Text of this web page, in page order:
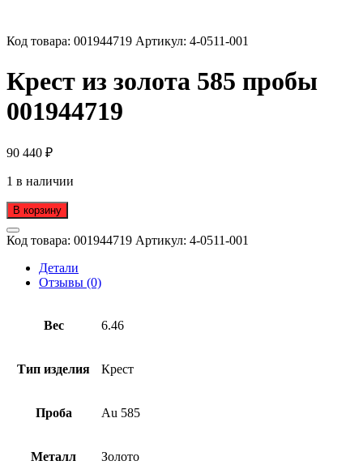
Код товара: 001944719 Артикул: 4-0511-001
Крест из золота 585 пробы
001944719
90 440 ₽
1 в наличии
В корзину
Код товара: 001944719 Артикул: 4-0511-001
Детали
Отзывы (0)
Вес 6.46
Тип изделия Крест
Проба Au 585
Металл Золото